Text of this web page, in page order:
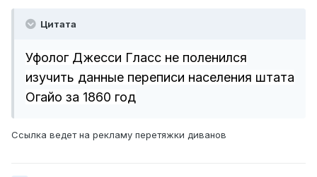
Цитата
Уфолог Джесси Гласс не поленился
изучить данные переписи населения штата
Огайо за 1860 год
Ссылка ведет на рекламу перетяжки диванов